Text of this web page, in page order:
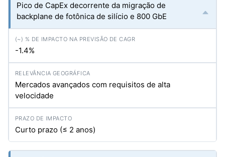
Pico de CapEx decorrente da migração de
backplane de fotônica de silício e 800 GbE
-1.4%
Mercados avançados com requisitos de alta
velocidade
Curto prazo (≤ 2 anos)